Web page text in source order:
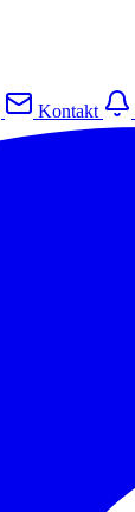
Kontakt